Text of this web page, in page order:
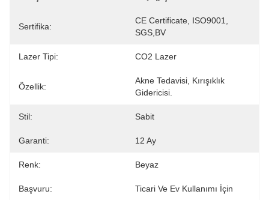
Sertifika:
CE Certificate, ISO9001,
SGS,BV
Lazer Tipi: CO2 Lazer
Özellik:
Akne Tedavisi, Kırışıklık
Gidericisi.
Stil: Sabit
Garanti: 12 Ay
Renk: Beyaz
Başvuru: Ticari Ve Ev Kullanımı İçin